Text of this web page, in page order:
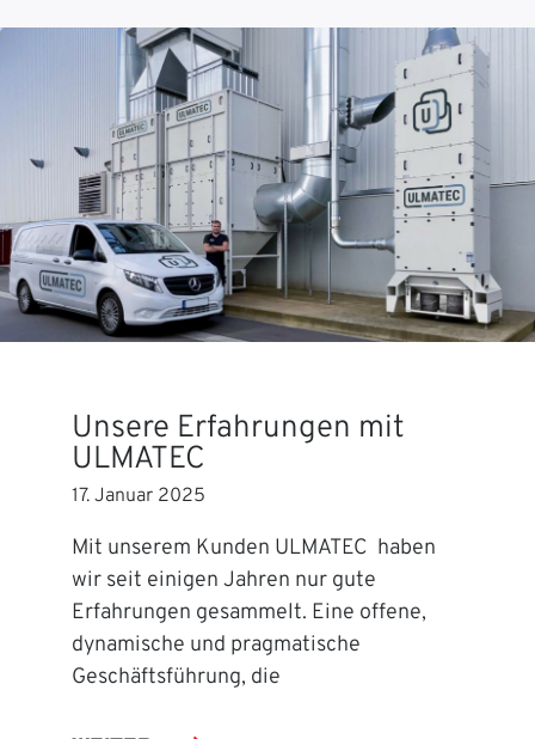
Unsere Erfahrungen mit
ULMATEC
17. Januar 2025
Mit unserem Kunden ULMATEC haben
wir seit einigen Jahren nur gute
Erfahrungen gesammelt. Eine offene,
dynamische und pragmatische
Geschäftsführung, die